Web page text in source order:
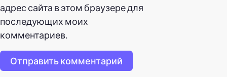
адрес сайта в этом браузере для
последующих моих
комментариев.
Отправить комментарий